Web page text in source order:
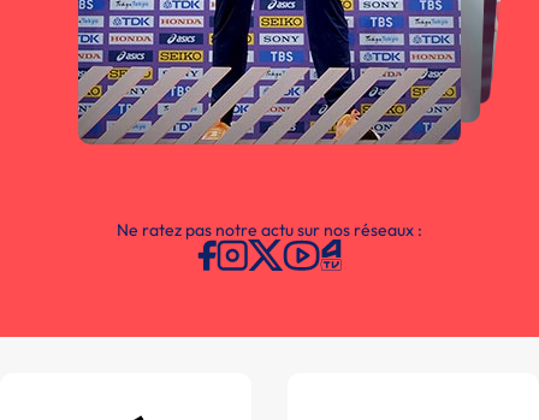
Ne ratez pas notre actu sur nos réseaux :